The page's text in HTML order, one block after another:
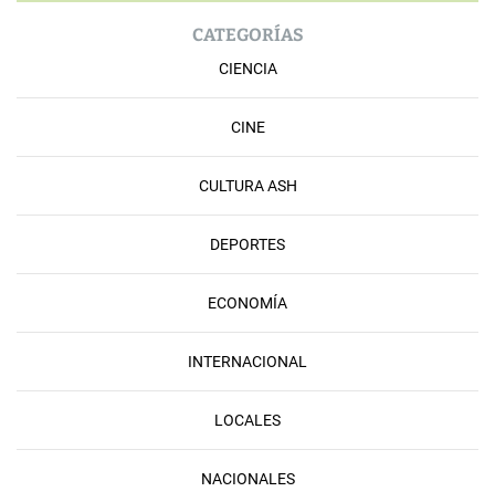
CATEGORÍAS
CIENCIA
CINE
CULTURA ASH
DEPORTES
ECONOMÍA
INTERNACIONAL
LOCALES
NACIONALES